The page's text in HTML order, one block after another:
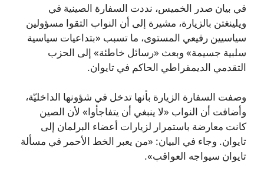
في بيان صدر الخميس، نددت السفارة الصينية في
ويلينغتن بالزيارة، مشيرة إلى أن النواب التقوا مسؤولين
سياسيين رفيعي المستوى، ما تسبب «بتداعيات سياسية
سلبية جسيمة» وبعث «رسائل خاطئة» إلى الحزب
التقدمي الديمقراطي الحاكم في تايوان.
وصفت السفارة الزيارة بأنها تدخل في شؤونها الداخليّة،
وأضافت أن النواب «لا ينبغي أن يتفاجأوا» لأن الصين
كانت معارضة باستمرار لزيارات أعضاء البرلمان إلى
تايوان. وجاء في البيان: «من يعبر الخط الأحمر في مسألة
تايوان سيواجه العواقب».